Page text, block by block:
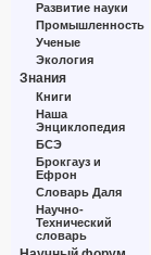
Развитие науки
Промышленность
Ученые
Экология
Знания
Книги
Наша
Энциклопедия
БСЭ
Брокгауз и
Ефрон
Словарь Даля
Научно-
Технический
словарь